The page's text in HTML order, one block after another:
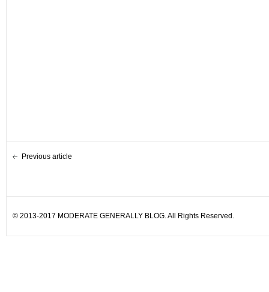
Previous article
© 2013-2017 MODERATE GENERALLY BLOG. All Rights Reserved.